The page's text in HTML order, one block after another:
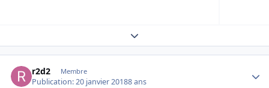
Expand topic overview
r2d2 Membre
Publication:20 janvier 20188 ans